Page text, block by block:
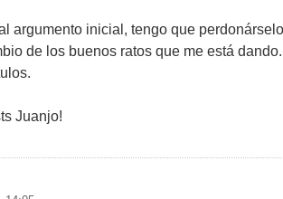
argumento inicial, tengo que
de los buenos ratos que me está
Juanjo!